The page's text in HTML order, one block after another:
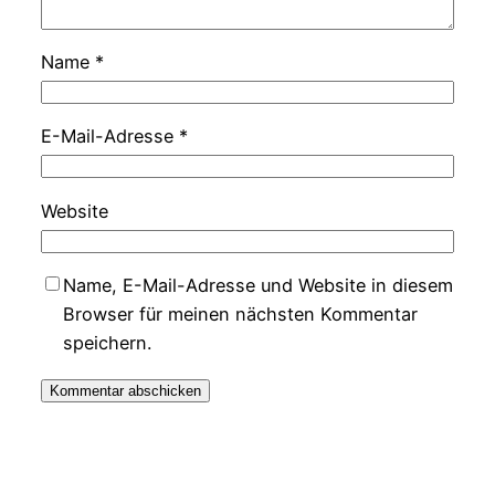
Name *
E-Mail-Adresse *
Website
Name, E-Mail-Adresse und Website in diesem
Browser für meinen nächsten Kommentar
speichern.